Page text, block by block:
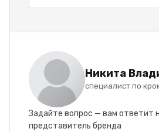
Никита
специалист по
Задайте вопрос — вам ответит
представитель бренда